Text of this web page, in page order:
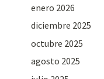
enero 2026
diciembre 2025
octubre 2025
agosto 2025